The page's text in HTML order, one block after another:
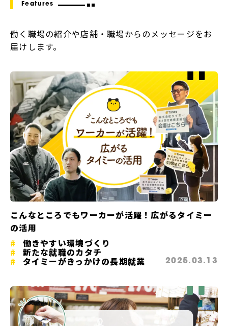
Features
働く職場の紹介や店舗・職場からのメッセージをお
届けします。
こんなところでもワーカーが活躍！広がるタイミー
の活用
働きやすい環境づくり
新たな就職のカタチ
タイミーがきっかけの長期就業 2025.03.13